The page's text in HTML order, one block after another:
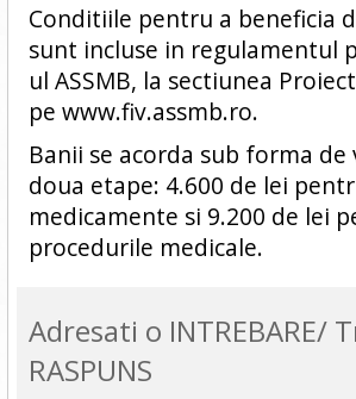
Conditiile pentru a beneficia
sunt incluse in regulamentul
ul ASSMB, la sectiunea
pe www.fiv.assmb.ro.
Banii se acorda sub forma de
doua etape: 4.600 de lei
medicamente si 9.200 de lei
procedurile medicale.
Adresati o INTREBARE/
RASPUNS